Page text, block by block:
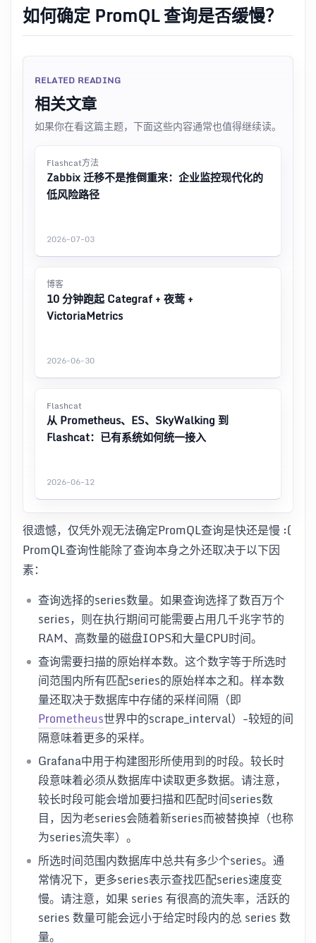
如何确定 PromQL 查询是否缓慢？
RELATED READING
相关文章
如果你在看这篇主题，下面这些内容通常也值得继续读。
Flashcat方法
Zabbix 迁移不是推倒重来：企业监控现代化的
低风险路径
2026-07-03
博客
10 分钟跑起 Categraf + 夜莺 +
VictoriaMetrics
2026-06-30
Flashcat
从 Prometheus、ES、SkyWalking 到
Flashcat：已有系统如何统一接入
2026-06-12
很遗憾，仅凭外观无法确定PromQL查询是快还是慢 :(
PromQL查询性能除了查询本身之外还取决于以下因
素：
查询选择的series数量。如果查询选择了数百万个
series，则在执行期间可能需要占用几千兆字节的
RAM、高数量的磁盘IOPS和大量CPU时间。
查询需要扫描的原始样本数。这个数字等于所选时
间范围内所有匹配series的原始样本之和。样本数
量还取决于数据库中存储的采样间隔（即
Prometheus世界中的scrape_interval）-较短的间
隔意味着更多的采样。
Grafana中用于构建图形所使用到的时段。较长时
段意味着必须从数据库中读取更多数据。请注意，
较长时段可能会增加要扫描和匹配时间series数
目，因为老series会随着新series而被替换掉（也称
为series流失率）。
所选时间范围内数据库中总共有多少个series。通
常情况下，更多series表示查找匹配series速度变
慢。请注意，如果 series 有很高的流失率，活跃的
series 数量可能会远小于给定时段内的总 series 数
量。